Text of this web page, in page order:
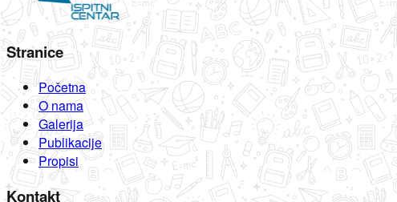
Stranice
Početna
O nama
Galerija
Publikacije
Propisi
Kontakt